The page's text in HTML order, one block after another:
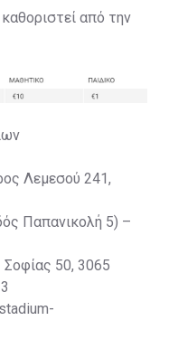
από την
Λεμεσού 241,
Παπανικολή 5) –
50, 3065